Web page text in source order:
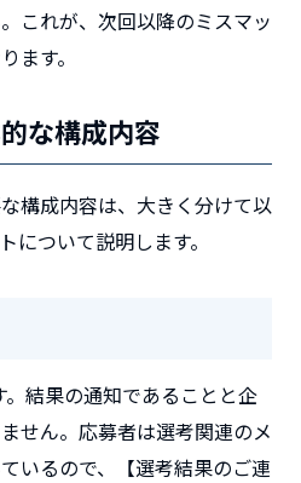
これが、次回以降のミスマッ
ます。
な構成内容
構成内容は、大きく分けて以
について説明します。
結果の通知であることと企
せん。応募者は選考関連のメ
いるので、【選考結果のご連